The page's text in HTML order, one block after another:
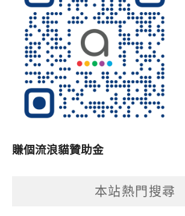
賺個流浪貓贊助金
本站熱門搜尋